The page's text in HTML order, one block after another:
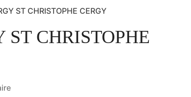
ST CHRISTOPHE CERGY
ST CHRISTOPHE